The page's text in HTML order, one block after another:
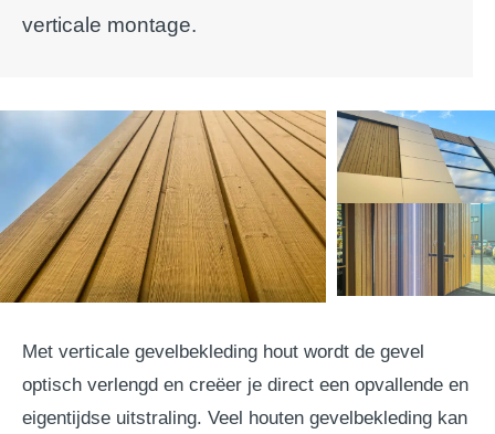
verticale montage.
Met verticale gevelbekleding hout wordt de gevel
optisch verlengd en creëer je direct een opvallende en
eigentijdse uitstraling. Veel houten gevelbekleding kan